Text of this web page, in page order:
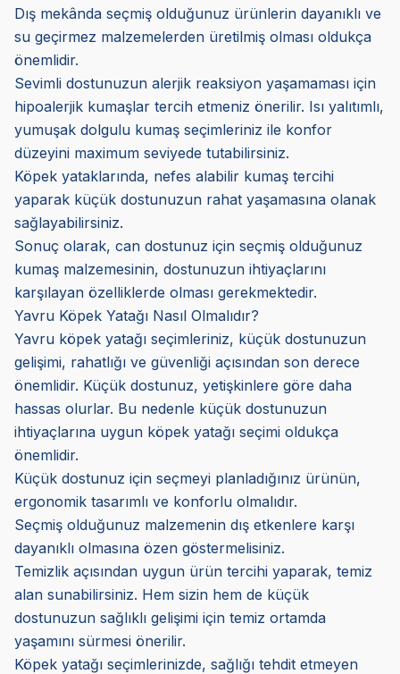
Dış mekânda seçmiş olduğunuz ürünlerin dayanıklı ve
su geçirmez malzemelerden üretilmiş olması oldukça
önemlidir.
Sevimli dostunuzun alerjik reaksiyon yaşamaması için
hipoalerjik kumaşlar tercih etmeniz önerilir. Isı yalıtımlı,
yumuşak dolgulu kumaş seçimleriniz ile konfor
düzeyini maximum seviyede tutabilirsiniz.
Köpek yataklarında, nefes alabilir kumaş tercihi
yaparak küçük dostunuzun rahat yaşamasına olanak
sağlayabilirsiniz.
Sonuç olarak, can dostunuz için seçmiş olduğunuz
kumaş malzemesinin, dostunuzun ihtiyaçlarını
karşılayan özelliklerde olması gerekmektedir.
Yavru Köpek Yatağı Nasıl Olmalıdır?
Yavru köpek yatağı seçimleriniz, küçük dostunuzun
gelişimi, rahatlığı ve güvenliği açısından son derece
önemlidir. Küçük dostunuz, yetişkinlere göre daha
hassas olurlar. Bu nedenle küçük dostunuzun
ihtiyaçlarına uygun köpek yatağı seçimi oldukça
önemlidir.
Küçük dostunuz için seçmeyi planladığınız ürünün,
ergonomik tasarımlı ve konforlu olmalıdır.
Seçmiş olduğunuz malzemenin dış etkenlere karşı
dayanıklı olmasına özen göstermelisiniz.
Temizlik açısından uygun ürün tercihi yaparak, temiz
alan sunabilirsiniz. Hem sizin hem de küçük
dostunuzun sağlıklı gelişimi için temiz ortamda
yaşamını sürmesi önerilir.
Köpek yatağı seçimlerinizde, sağlığı tehdit etmeyen